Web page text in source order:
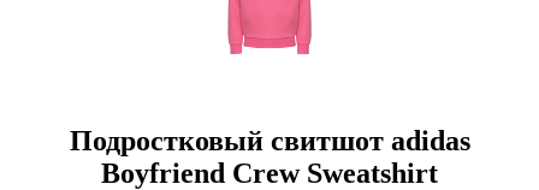
Подростковый свитшот adidas
Boyfriend Crew Sweatshirt